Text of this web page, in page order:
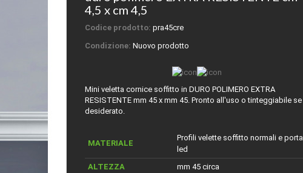
4,5 x cm 4,5
Codice prodotto: pra45cre
Condizione: Nuovo prodotto
Mini veletta cornice soffitto in DURO POLIMERO EXTRA
RESISTENTE mm 45 x mm 45. Pronto all'uso o tinteggiabile se
desiderato.
MATERIALE
Profili velette soffitto normali e porta
led
ALTEZZA
mm 45 circa